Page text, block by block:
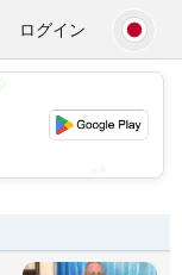
ログイン